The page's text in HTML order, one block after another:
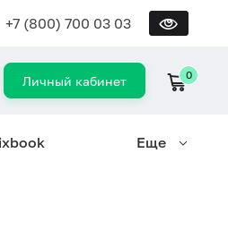
+7 (800) 700 03 03
Личный кабинет 0
Еще